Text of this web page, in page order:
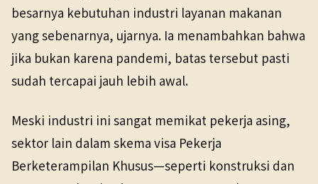
besarnya kebutuhan industri layanan makanan
yang sebenarnya, ujarnya. Ia menambahkan bahwa
jika bukan karena pandemi, batas tersebut pasti
sudah tercapai jauh lebih awal.
Meski industri ini sangat memikat pekerja asing,
sektor lain dalam skema visa Pekerja
Berketerampilan Khusus—seperti konstruksi dan